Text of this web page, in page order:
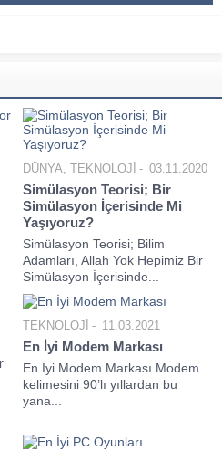
DÜNYA TEKNOLOJİ 03.11.2020
Simülasyon Teorisi; Bir
Simülasyon İçerisinde Mi
Yaşıyoruz?
Simülasyon Teorisi; Bilim
Adamları, Allah Yok Hepimiz Bir
Simülasyon İçerisinde...
TEKNOLOJİ 11.03.2021
En İyi Modem Markası
En İyi Modem Markası Modem
kelimesini 90’lı yıllardan bu
yana...